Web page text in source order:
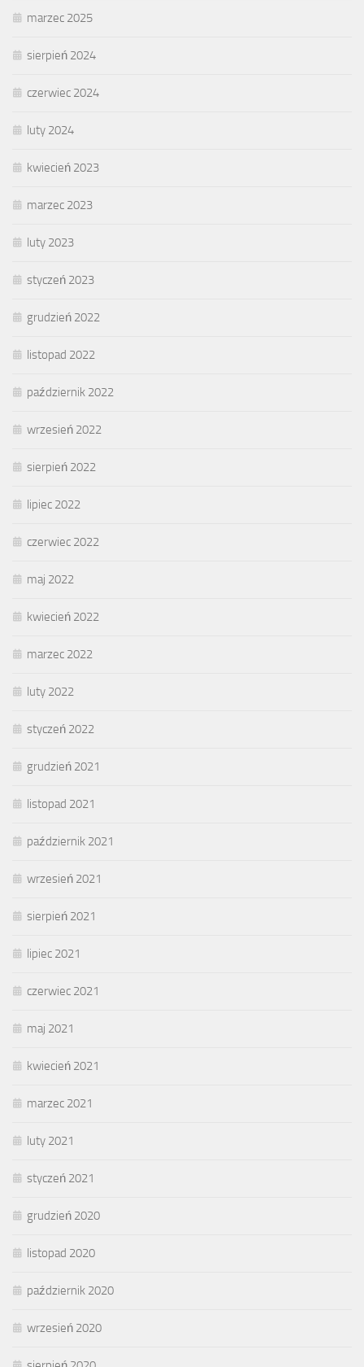
marzec 2025
sierpień 2024
czerwiec 2024
luty 2024
kwiecień 2023
marzec 2023
luty 2023
styczeń 2023
grudzień 2022
listopad 2022
październik 2022
wrzesień 2022
sierpień 2022
lipiec 2022
czerwiec 2022
maj 2022
kwiecień 2022
marzec 2022
luty 2022
styczeń 2022
grudzień 2021
listopad 2021
październik 2021
wrzesień 2021
sierpień 2021
lipiec 2021
czerwiec 2021
maj 2021
kwiecień 2021
marzec 2021
luty 2021
styczeń 2021
grudzień 2020
listopad 2020
październik 2020
wrzesień 2020